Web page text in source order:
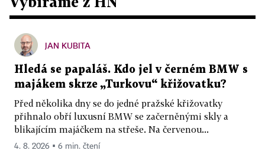
JAN KUBITA
Hledá se papaláš. Kdo jel v černém BMW s
majákem skrze „Turkovu“ křižovatku?
Před několika dny se do jedné pražské křižovatky
přihnalo obří luxusní BMW se začerněnými skly a
blikajícím majáčkem na střeše. Na červenou...
4. 8. 2026 ▪ 6 min. čtení